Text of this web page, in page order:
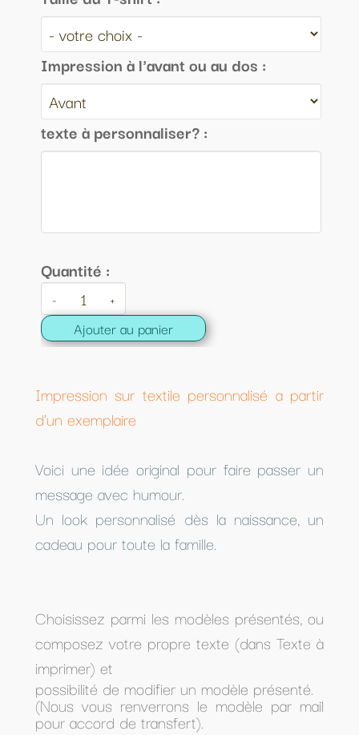
Impression à l'avant ou au dos :
texte à personnaliser? :
Quantité :
- +
Ajouter au panier
Impression sur textile personnalisé a partir
d'un exemplaire
Voici une idée original pour faire passer un
message avec humour.
Un look personnalisé dès la naissance, un
cadeau pour toute la famille.
Choisissez parmi les modèles présentés, ou
composez votre propre texte (dans Texte à
imprimer) et
possibilité de modifier un modèle présenté.
(Nous vous renverrons le modèle par mail
pour accord de transfert).